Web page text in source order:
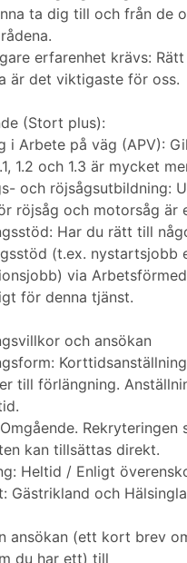
ta dig till och från de
erfarenhet krävs:
är det viktigaste för oss.
(Stort plus):
i Arbete på väg (APV):
1.2 och 1.3 är mycket
och röjsågsutbildning:
röjsåg och motorsåg är
Har du rätt till
(t.ex. nystartsjobb
via
för denna tjänst.
och ansökan
till förlängning.
Rekryteringen
kan tillsättas direkt.
Heltid / Enligt
Gästrikland och
ansökan (ett kort brev
du har ett) till